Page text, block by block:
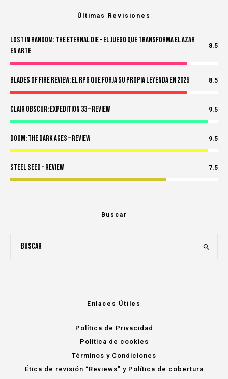
Últimas Revisiones
Lost in Random: The Eternal Die – El Juego Que Transforma el Azar
en Arte
8.5
Blades of Fire Review: El RPG Que Forja Su Propia Leyenda en 2025 8.5
Clair Obscur: Expedition 33 – Review 9.5
Doom: The Dark Ages – Review 9.5
Steel Seed – Review 7.5
Buscar
Enlaces Útiles
Política de Privacidad
Política de cookies
Términos y Condiciones
Ética de revisión “Reviews” y Política de cobertura